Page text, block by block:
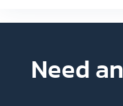
Oct 22, 2024
สำหรับการมองหาง